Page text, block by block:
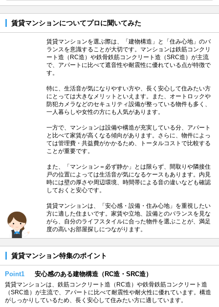
賃貸マンションについてプロに聞いてみた
賃貸マンションを選ぶ際は、「建物構造」と「住み心地」のバ
ランスを意識することが大切です。マンションは鉄筋コンクリ
ート造（RC造）や鉄骨鉄筋コンクリート造（SRC造）が主流
で、アパートに比べて遮音性や耐震性に優れている点が特徴で
す。
特に、生活音が気になりやすい方や、長く安心して住みたい方
にとっては大きなメリットといえます。また、オートロックや
防犯カメラなどのセキュリティ設備が整っている物件も多く、
一人暮らしや女性の方にも人気があります。
一方で、マンションは設備や構造が充実している分、アパート
と比べて家賃が高くなる傾向があります。さらに、物件によっ
ては管理費・共益費がかかるため、トータルコストで比較する
ことが重要です。
また、「マンション＝必ず静か」とは限らず、間取りや隣接住
戸の位置によっては生活音が気になるケースもあります。内見
時には壁の厚さや周辺環境、時間帯による音の違いなども確認
しておくと安心です。
賃貸マンションは、「安心感・設備・住み心地」を重視したい
方に適した住まいです。家賃や立地、設備とのバランスを見な
がら、自分のライフスタイルに合った物件を選ぶことが、満足
度の高いお部屋探しにつながります。
賃貸マンション特集のポイント
Point1 安心感のある建物構造（RC造・SRC造）
賃貸マンションは、鉄筋コンクリート造（RC造）や鉄骨鉄筋コンクリート造
（SRC造）が主流で、アパートに比べて耐震性や耐火性に優れています。構造
がしっかりしているため、長く安心して住みたい方に適しています。